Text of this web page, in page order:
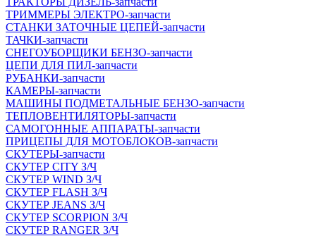
ТРИММЕРЫ ЭЛЕКТРО-запчасти
СТАНКИ ЗАТОЧНЫЕ ЦЕПЕЙ-запчасти
ТАЧКИ-запчасти
СНЕГОУБОРЩИКИ БЕНЗО-запчасти
ЦЕПИ ДЛЯ ПИЛ-запчасти
РУБАНКИ-запчасти
КАМЕРЫ-запчасти
МАШИНЫ ПОДМЕТАЛЬНЫЕ БЕНЗО-запчасти
ТЕПЛОВЕНТИЛЯТОРЫ-запчасти
САМОГОННЫЕ АППАРАТЫ-запчасти
ПРИЦЕПЫ ДЛЯ МОТОБЛОКОВ-запчасти
СКУТЕРЫ-запчасти
СКУТЕР CITY З/Ч
СКУТЕР WIND З/Ч
СКУТЕР FLASH З/Ч
СКУТЕР JEANS З/Ч
СКУТЕР SCORPION З/Ч
СКУТЕР RANGER З/Ч